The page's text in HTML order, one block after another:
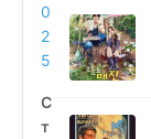
0
2
5
С
т